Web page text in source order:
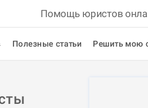
Помощь юристов
Полезные статьи Решить мою